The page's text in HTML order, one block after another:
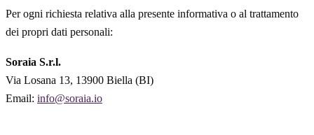
Per ogni richiesta relativa alla presente informativa o al trattamento
dei propri dati personali:
Soraia S.r.l.
Via Losana 13, 13900 Biella (BI)
Email: info@soraia.io